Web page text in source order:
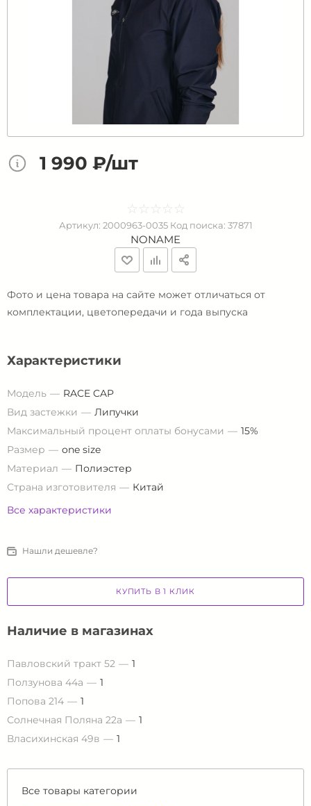
1 990 ₽/шт
☆ ☆ ☆ ☆ ☆
★ ★ ★ ★ ★
Артикул: 2000963-0035 Код поиска: 37871
NONAME
Фото и цена товара на сайте может отличаться от
комплектации, цветопередачи и года выпуска
Характеристики
Модель
RACE CAP
Вид застежки
Липучки
Максимальный процент оплаты бонусами
15%
Размер
one size
Материал
Полиэстер
Страна изготовителя
Китай
Все характеристики
Нашли дешевле?
КУПИТЬ В 1 КЛИК
Наличие в магазинах
Павловский тракт 52
1
Ползунова 44а
1
Попова 214
1
Солнечная Поляна 22а
1
Власихинская 49в
1
Все товары категории